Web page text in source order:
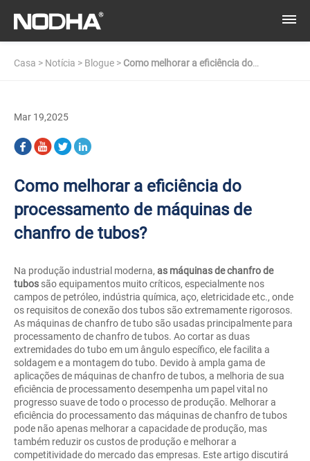
Casa > Notícia > Blogue > Como melhorar a eficiência do
Mar 19,2025
Como melhorar a eficiência do
processamento de máquinas de
chanfro de tubos?
Na produção industrial moderna, as máquinas de chanfro de
tubos são equipamentos muito críticos, especialmente nos
campos de petróleo, indústria química, aço, eletricidade etc., onde
os requisitos de conexão dos tubos são extremamente rigorosos.
As máquinas de chanfro de tubo são usadas principalmente para
processamento de chanfro de tubos. Ao cortar as duas
extremidades do tubo em um ângulo específico, ele facilita a
soldagem e a montagem do tubo. Devido à ampla gama de
aplicações de máquinas de chanfro de tubos, a melhoria de sua
eficiência de processamento desempenha um papel vital no
progresso suave de todo o processo de produção. Melhorar a
eficiência do processamento das máquinas de chanfro de tubos
pode não apenas melhorar a capacidade de produção, mas
também reduzir os custos de produção e melhorar a
competitividade do mercado das empresas. Este artigo discutirá